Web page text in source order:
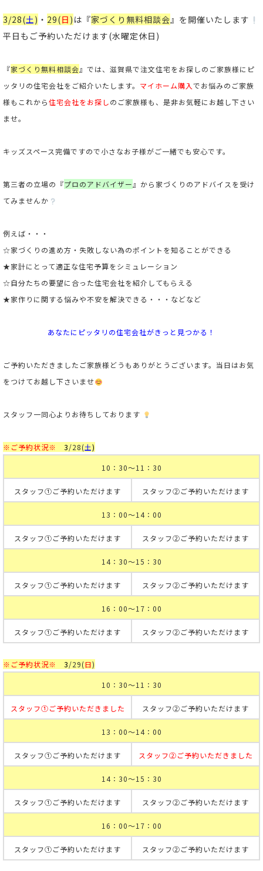
3/28(土) ・ 29(日 ) は 『家づくり無料相談会』 を開催いたします
平日もご予約いただけます(水曜定休日)
『家づくり無料相談会』では、滋賀県で注文住宅をお探しのご家族様にピ
ッタリの住宅会社をご紹介いたします。 マイホーム購入でお悩みのご家族
様もこれから住宅会社をお探しのご家族様も、是非お気軽にお越し下さい
ませ。
キッズスペース完備ですので小さなお子様がご一緒でも安心です。
第三者の立場の 『プロのアドバイザー 』 から家づくりのアドバイスを受け
てみませんか
例えば・・・
☆家づくりの進め方・失敗しない為のポイントを知ることができる
★家計にとって適正な住宅予算をシミュレーション
☆自分たちの要望に合った住宅会社を紹介してもらえる
★家作りに関する悩みや不安を解決できる・・・などなど
あなたにピッタリの住宅会社がきっと見つかる！
ご予約いただきましたご家族様どうもありがとうございます。当日はお気
をつけてお越し下さいませ
スタッフ一同心よりお待ちしております
※ ご予約状況※ 3/28(土)
10：30～11：30
スタッフ①ご予約いただけます スタッフ②ご予約いただけます
13：00～14：00
スタッフ①ご予約いただけます スタッフ②ご予約いただけます
14：30～15：30
スタッフ①ご予約いただけます スタッフ②ご予約いただけます
16：00～17：00
スタッフ①ご予約いただけます スタッフ②ご予約いただけます
※ご予約状況※ 3/29(日)
10：30～11：30
スタッフ①ご予約いただきました スタッフ②ご予約いただけます
13：00～14：00
スタッフ①ご予約いただけます スタッフ②ご予約いただきました
14：30～15：30
スタッフ①ご予約いただけます スタッフ②ご予約いただけます
16：00～17：00
スタッフ①ご予約いただけます スタッフ②ご予約いただけます